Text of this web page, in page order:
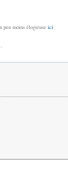
peu moins élogieuse ici.
.